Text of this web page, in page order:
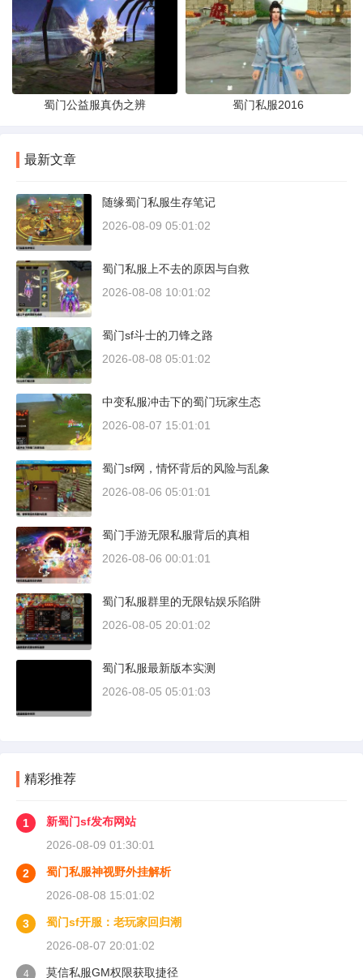
蜀门公益服真伪之辨 蜀门私服2016
最新文章
随缘蜀门私服生存笔记
2026-08-09 05:01:02
蜀门私服上不去的原因与自救
2026-08-08 10:01:02
蜀门sf斗士的刀锋之路
2026-08-08 05:01:02
中变私服冲击下的蜀门玩家生态
2026-08-07 15:01:01
蜀门sf网，情怀背后的风险与乱象
2026-08-06 05:01:01
蜀门手游无限私服背后的真相
2026-08-06 00:01:01
蜀门私服群里的无限钻娱乐陷阱
2026-08-05 20:01:02
蜀门私服最新版本实测
2026-08-05 05:01:03
精彩推荐
1
新蜀门sf发布网站
2026-08-09 01:30:01
2
蜀门私服神视野外挂解析
2026-08-08 15:01:02
3
蜀门sf开服：老玩家回归潮
2026-08-07 20:01:02
4 莫信私服GM权限获取捷径